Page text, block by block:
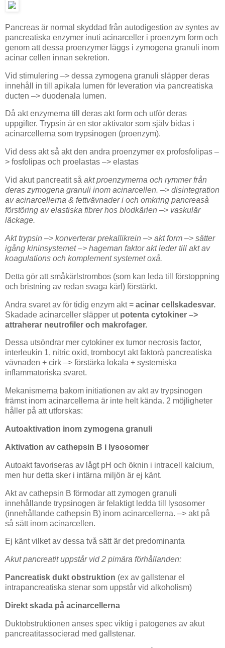
Pancreas är normal skyddad från autodigestion av syntes av
pancreatiska enzymer inuti acinarceller i proenzym form och
genom att dessa proenzymer läggs i zymogena granuli inom
acinar cellen innan sekretion.
Vid stimulering –> dessa zymogena granuli släpper deras
innehåll in till apikala lumen för leveration via pancreatiska
ducten –> duodenala lumen.
Då akt enzymerna till deras akt form och utför deras
uppgifter. Trypsin är en stor aktivator som själv bidas i
acinarcellerna som trypsinogen (proenzym).
Vid dess akt så akt den andra proenzymer ex profosfolipas –
> fosfolipas och proelastas –> elastas
Vid akut pancreatit så akt proenzymerna och rymmer från
deras zymogena granuli inom acinarcellen. –> disintegration
av acinarcellerna & fettvävnader i och omkring pancreasà
förstöring av elastiska fibrer hos blodkärlen –> vaskulär
läckage.
Akt trypsin –> konverterar prekallikrein –> akt form –> sätter
igång kininsystemet –> hageman faktor akt leder till akt av
koagulations och komplement systemet oxå.
Detta gör att småkärlstrombos (som kan leda till förstoppning
och bristning av redan svaga kärl) förstärkt.
Andra svaret av för tidig enzym akt = acinar cellskadesvar.
Skadade acinarceller släpper ut potenta cytokiner –>
attraherar neutrofiler och makrofager.
Dessa utsöndrar mer cytokiner ex tumor necrosis factor,
interleukin 1, nitric oxid, trombocyt akt faktorà pancreatiska
vävnaden + cirk –> förstärka lokala + systemiska
inflammatoriska svaret.
Mekanismerna bakom initiationen av akt av trypsinogen
främst inom acinarcellerna är inte helt kända. 2 möjligheter
håller på att utforskas:
Autoaktivation inom zymogena granuli
Aktivation av cathepsin B i lysosomer
Autoakt favoriseras av lågt pH och öknin i intracell kalcium,
men hur detta sker i intärna miljön är ej känt.
Akt av cathepsin B förmodar att zymogen granuli
innehållande trypsinogen är felaktigt ledda till lysosomer
(innehållande cathepsin B) inom acinarcellerna. –> akt på
så sätt inom acinarcellen.
Ej känt vilket av dessa två sätt är det predominanta
Akut pancreatit uppstår vid 2 pimära förhållanden:
Pancreatisk dukt obstruktion (ex av gallstenar el
intrapancreatiska stenar som uppstår vid alkoholism)
Direkt skada på acinarcellerna
Duktobstruktionen anses spec viktig i patogenes av akut
pancreatitassocierad med gallstenar.